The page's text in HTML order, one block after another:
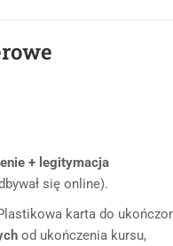
+ legitymacja
się online).
karta do
od ukończenia kursu,